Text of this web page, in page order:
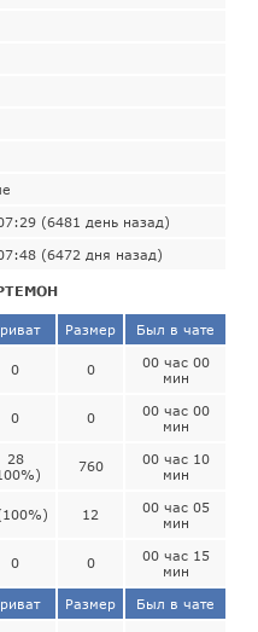
(6481 день назад)
(6472 дня назад)
Размер Был в чате
0 0
00 час 00
мин
0 0
00 час 00
мин
28
760
00 час 10
мин
12
00 час 05
мин
0 0
00 час 15
мин
Размер Был в чате